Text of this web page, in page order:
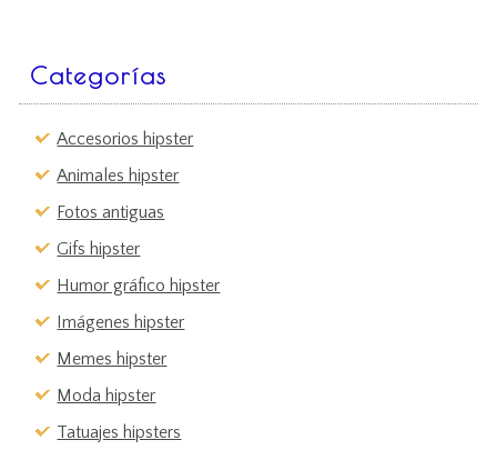
Categorías
Accesorios hipster
Animales hipster
Fotos antiguas
Gifs hipster
Humor gráfico hipster
Imágenes hipster
Memes hipster
Moda hipster
Tatuajes hipsters